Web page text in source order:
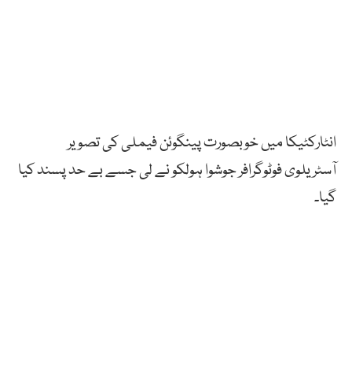
انٹارکٹیکامیںخوبصورتپینگوئنفیملیکیتصویر
آسٹریلویفوٹوگرافرجوشواہولکونےلی جسے بے حد پسند کیا
گیا۔